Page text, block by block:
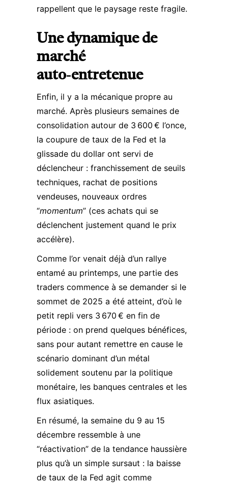
rappellent que le paysage reste fragile.​
Une dynamique de
marché
auto‑entretenue
Enfin, il y a la mécanique propre au
marché. Après plusieurs semaines de
consolidation autour de 3 600 € l’once,
la coupure de taux de la Fed et la
glissade du dollar ont servi de
déclencheur : franchissement de seuils
techniques, rachat de positions
vendeuses, nouveaux ordres
“momentum” (ces achats qui se
déclenchent justement quand le prix
accélère).​
Comme l’or venait déjà d’un rallye
entamé au printemps, une partie des
traders commence à se demander si le
sommet de 2025 a été atteint, d’où le
petit repli vers 3 670 € en fin de
période : on prend quelques bénéfices,
sans pour autant remettre en cause le
scénario dominant d’un métal
solidement soutenu par la politique
monétaire, les banques centrales et les
flux asiatiques.​
En résumé, la semaine du 9 au 15
décembre ressemble à une
“réactivation” de la tendance haussière
plus qu’à un simple sursaut : la baisse
de taux de la Fed agit comme